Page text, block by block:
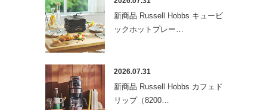
新商品 Russell Hobbs キュービ
ックホットプレー…
2026.07.31
新商品 Russell Hobbs カフェド
リップ（8200…